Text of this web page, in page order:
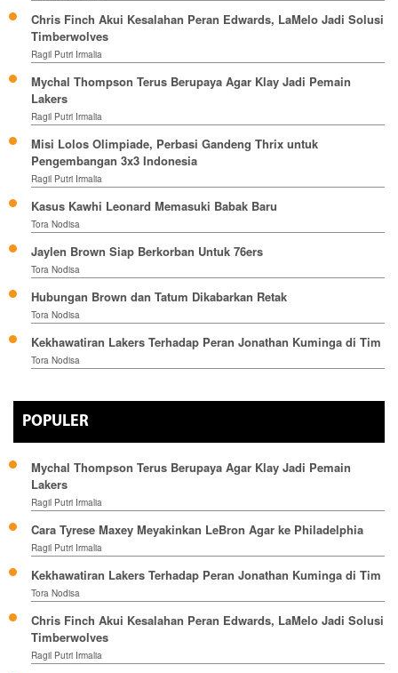
Chris Finch Akui Kesalahan Peran Edwards, LaMelo Jadi Solusi
Timberwolves
Ragil Putri Irmalia
Mychal Thompson Terus Berupaya Agar Klay Jadi Pemain
Lakers
Ragil Putri Irmalia
Misi Lolos Olimpiade, Perbasi Gandeng Thrix untuk
Pengembangan 3x3 Indonesia
Ragil Putri Irmalia
Kasus Kawhi Leonard Memasuki Babak Baru
Tora Nodisa
Jaylen Brown Siap Berkorban Untuk 76ers
Tora Nodisa
Hubungan Brown dan Tatum Dikabarkan Retak
Tora Nodisa
Kekhawatiran Lakers Terhadap Peran Jonathan Kuminga di Tim
Tora Nodisa
POPULER
Mychal Thompson Terus Berupaya Agar Klay Jadi Pemain
Lakers
Ragil Putri Irmalia
Cara Tyrese Maxey Meyakinkan LeBron Agar ke Philadelphia
Ragil Putri Irmalia
Kekhawatiran Lakers Terhadap Peran Jonathan Kuminga di Tim
Tora Nodisa
Chris Finch Akui Kesalahan Peran Edwards, LaMelo Jadi Solusi
Timberwolves
Ragil Putri Irmalia